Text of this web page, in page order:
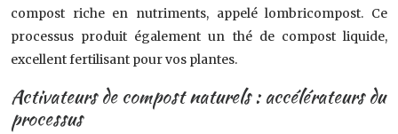
compost riche en nutriments, appelé lombricompost. Ce
processus produit également un thé de compost liquide,
excellent fertilisant pour vos plantes.
Activateurs de compost naturels : accélérateurs du
processus